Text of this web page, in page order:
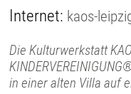
Internet: kaos-
Die Kulturwerkstatt
in einer alten Villa auf